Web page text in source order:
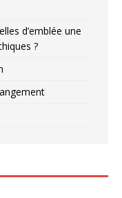
d’emblée une
?